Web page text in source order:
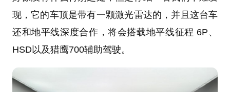
现，它的车顶是带有一颗激光雷达的，并且这台车
还和地平线深度合作，将会搭载地平线征程 6P、
HSD以及猎鹰700辅助驾驶。